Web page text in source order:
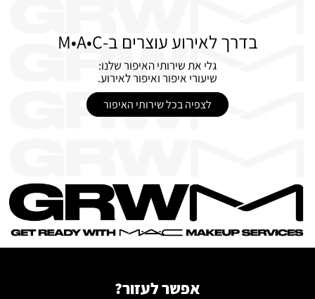
בדרך לאירוע עוצרים ב-M•A•C
גלי את שירותי האיפור שלנו:
שיעורי איפור ואיפור לאירוע.
לצפיה בכל שירותי האיפור
אפשר לעזור?